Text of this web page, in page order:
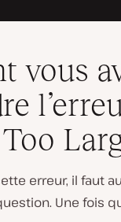
vous
erreur, il faut
Une fois